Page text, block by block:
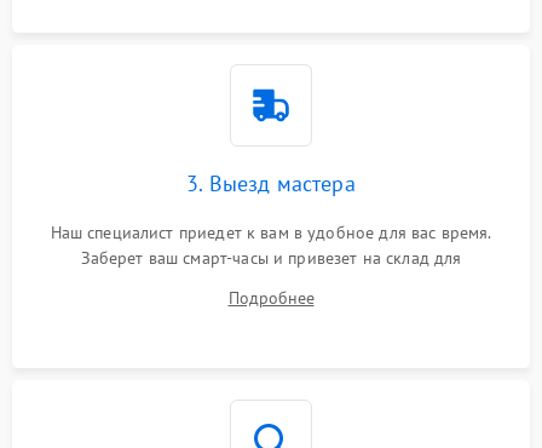
3. Выезд мастера
Наш специалист приедет к вам в удобное для вас время.
Заберет ваш смарт-часы и привезет на склад для
Подробнее